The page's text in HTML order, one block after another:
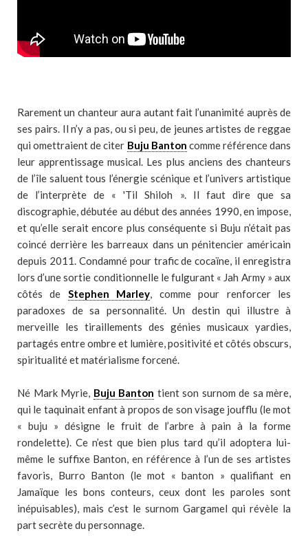
Rarement un chanteur aura autant fait l’unanimité auprès de
ses pairs. Il n’y a pas, ou si peu, de jeunes artistes de reggae
qui omettraient de citer Buju Banton comme référence dans
leur apprentissage musical. Les plus anciens des chanteurs
de l’île saluent tous l’énergie scénique et l’univers artistique
de l’interprète de « 'Til Shiloh ». Il faut dire que sa
discographie, débutée au début des années 1990, en impose,
et qu’elle serait encore plus conséquente si Buju n’était pas
coincé derrière les barreaux dans un pénitencier américain
depuis 2011. Condamné pour trafic de cocaïne, il enregistra
lors d’une sortie conditionnelle le fulgurant « Jah Army » aux
côtés de Stephen Marley, comme pour renforcer les
paradoxes de sa personnalité. Un destin qui illustre à
merveille les tiraillements des génies musicaux yardies,
partagés entre ombre et lumière, positivité et côtés obscurs,
spiritualité et matérialisme forcené.
Né Mark Myrie, Buju Banton tient son surnom de sa mère,
qui le taquinait enfant à propos de son visage joufflu (le mot
« buju » désigne le fruit de l’arbre à pain à la forme
rondelette). Ce n’est que bien plus tard qu’il adoptera lui-
même le suffixe Banton, en référence à l’un de ses artistes
favoris, Burro Banton (le mot « banton » qualifiant en
Jamaïque les bons conteurs, ceux dont les paroles sont
inépuisables), mais c’est le surnom Gargamel qui révèle la
part secrète du personnage.